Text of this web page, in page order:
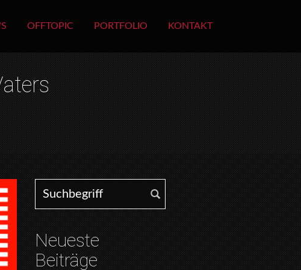
OFFTOPIC PORTFOLIO KONTAKT
Search for:
Neueste
Beiträge